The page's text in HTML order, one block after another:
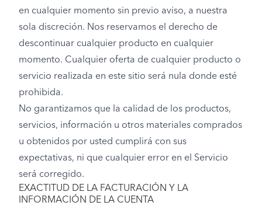
en cualquier momento sin previo aviso, a nuestra
sola discreción. Nos reservamos el derecho de
descontinuar cualquier producto en cualquier
momento. Cualquier oferta de cualquier producto o
servicio realizada en este sitio será nula donde esté
prohibida.
No garantizamos que la calidad de los productos,
servicios, información u otros materiales comprados
u obtenidos por usted cumplirá con sus
expectativas, ni que cualquier error en el Servicio
será corregido.
EXACTITUD DE LA FACTURACIÓN Y LA
INFORMACIÓN DE LA CUENTA